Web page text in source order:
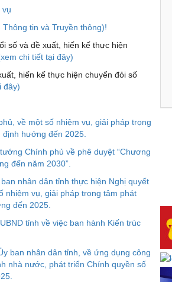
vụ
tin và Truyền thông)!
số và đề xuất, hiến kế thực hiện
chi tiết tại đây)
hiến kế thực hiện chuyển đỏi số
đây)
về một số nhiệm vụ, giải pháp trọng
hướng đến 2025.
Chính phủ về phê duyệt “Chương
đến năm 2030”.
nhân dân tỉnh thực hiện Nghị quyết
nhiệm vụ, giải pháp trọng tâm phát
đến 2025.
tỉnh về việc ban hành Kiến trúc
ban nhân dân tỉnh, về ứng dụng công
nhà nước, phát triển Chính quyền số